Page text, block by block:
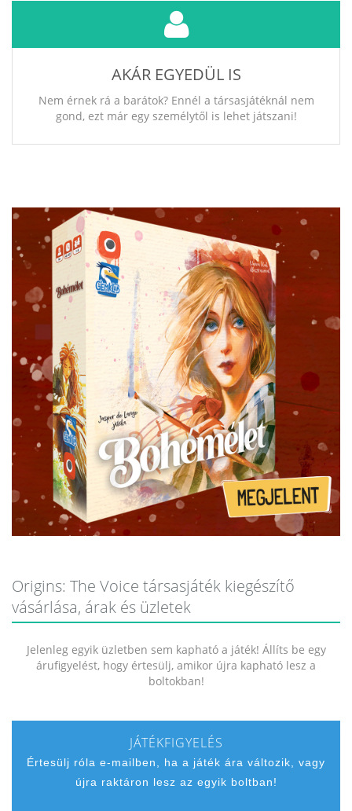
AKÁR EGYEDÜL IS
Nem érnek rá a barátok? Ennél a társasjátéknál nem
gond, ezt már egy személytől is lehet játszani!
Origins: The Voice társasjáték kiegészítő
vásárlása, árak és üzletek
Jelenleg egyik üzletben sem kapható a játék! Állíts be egy
árufigyelést, hogy értesülj, amikor újra kapható lesz a
boltokban!
JÁTÉKFIGYELÉS
Értesülj róla e-mailben, ha a játék ára változik, vagy
újra raktáron lesz az egyik boltban!